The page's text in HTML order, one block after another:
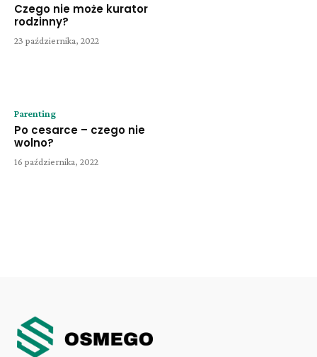
Czego nie może kurator
rodzinny?
23 października, 2022
Parenting
Po cesarce – czego nie
wolno?
16 października, 2022